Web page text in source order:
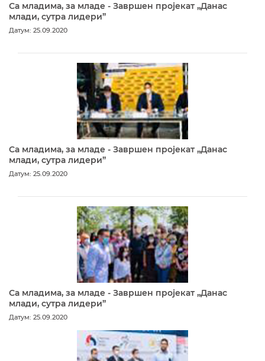
Са младима, за младе - Завршен пројекат „Данас
млади, сутра лидери”
Датум: 25.09.2020
Са младима, за младе - Завршен пројекат „Данас
млади, сутра лидери”
Датум: 25.09.2020
Са младима, за младе - Завршен пројекат „Данас
млади, сутра лидери”
Датум: 25.09.2020